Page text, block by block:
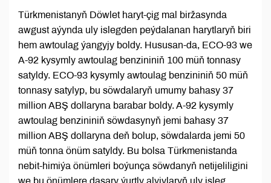
Türkmenistanyň Döwlet haryt-çig mal biržasynda
awgust aýynda uly islegden peýdalanan harytlaryň biri
hem awtoulag ýangyjy boldy. Hususan-da, ECO-93 we
A-92 kysymly awtoulag benzininiň 100 müň tonnasy
satyldy. ECO-93 kysymly awtoulag benzininiň 50 müň
tonnasy satylyp, bu söwdalaryň umumy bahasy 37
million ABŞ dollaryna barabar boldy. A-92 kysymly
awtoulag benzininiň söwdasynyň jemi bahasy 37
million ABŞ dollaryna deň bolup, söwdalarda jemi 50
müň tonna önüm satyldy. Bu bolsa Türkmenistanda
nebit-himiýa önümleri boýunça söwdanyň netijeliligini
we bu önümlere daşary ýurtly alyjylaryň uly isleg